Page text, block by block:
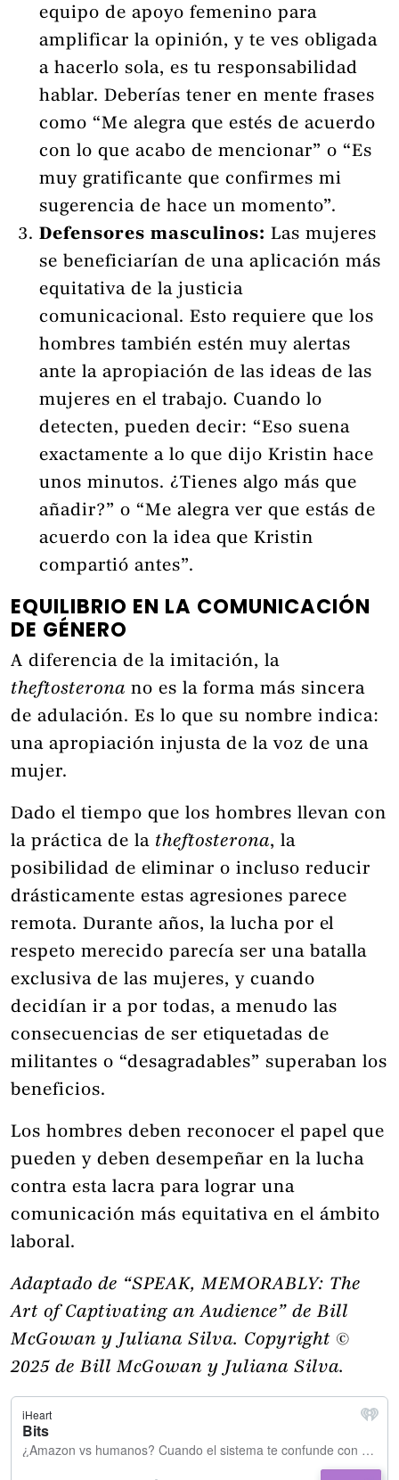
equipo de apoyo femenino para
amplificar la opinión, y te ves obligada
a hacerlo sola, es tu responsabilidad
hablar. Deberías tener en mente frases
como “Me alegra que estés de acuerdo
con lo que acabo de mencionar” o “Es
muy gratificante que confirmes mi
sugerencia de hace un momento”.
Defensores masculinos: Las mujeres
se beneficiarían de una aplicación más
equitativa de la justicia
comunicacional. Esto requiere que los
hombres también estén muy alertas
ante la apropiación de las ideas de las
mujeres en el trabajo. Cuando lo
detecten, pueden decir: “Eso suena
exactamente a lo que dijo Kristin hace
unos minutos. ¿Tienes algo más que
añadir?” o “Me alegra ver que estás de
acuerdo con la idea que Kristin
compartió antes”.
EQUILIBRIO EN LA COMUNICACIÓN
DE GÉNERO
A diferencia de la imitación, la
theftosterona no es la forma más sincera
de adulación. Es lo que su nombre indica:
una apropiación injusta de la voz de una
mujer.
Dado el tiempo que los hombres llevan con
la práctica de la theftosterona, la
posibilidad de eliminar o incluso reducir
drásticamente estas agresiones parece
remota. Durante años, la lucha por el
respeto merecido parecía ser una batalla
exclusiva de las mujeres, y cuando
decidían ir a por todas, a menudo las
consecuencias de ser etiquetadas de
militantes o “desagradables” superaban los
beneficios.
Los hombres deben reconocer el papel que
pueden y deben desempeñar en la lucha
contra esta lacra para lograr una
comunicación más equitativa en el ámbito
laboral.
Adaptado de “SPEAK, MEMORABLY: The
Art of Captivating an Audience” de Bill
McGowan y Juliana Silva. Copyright ©
2025 de Bill McGowan y Juliana Silva.